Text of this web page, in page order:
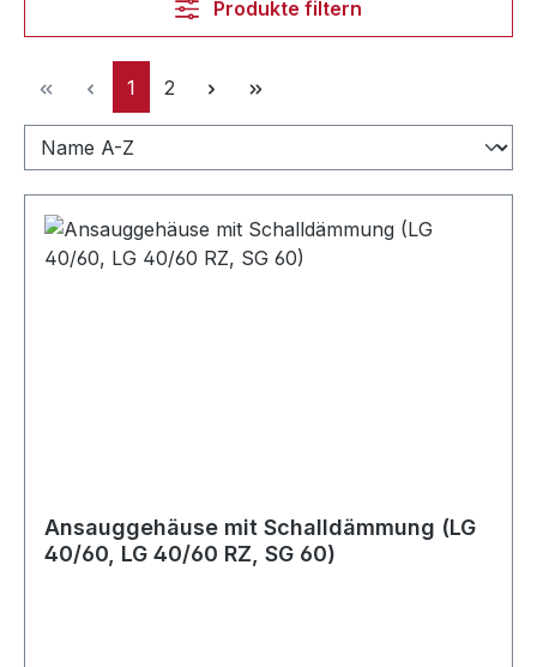
Produkte filtern
Seite
1 Seite
2
Ansauggehäuse mit Schalldämmung (LG
40/60, LG 40/60 RZ, SG 60)